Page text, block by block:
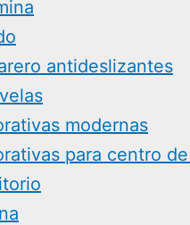
antideslizantes
modernas
para centro